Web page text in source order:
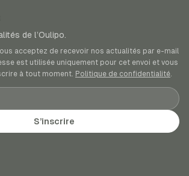
de l’Oulipo.
acceptez de recevoir nos actualités par e-mail
est utilisée uniquement pour cet envoi et vous
à tout moment. Politique de confidentialité.
S’inscrire